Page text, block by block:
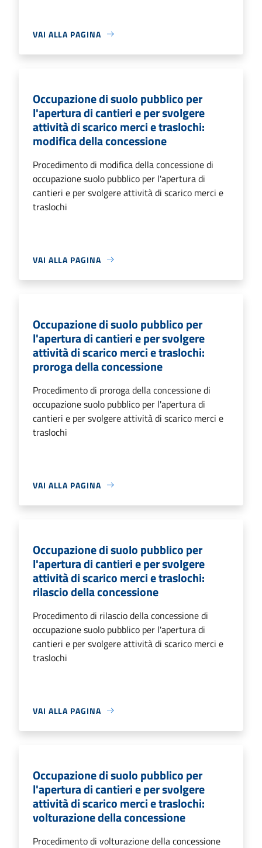
VAI ALLA PAGINA
Occupazione di suolo pubblico per
l'apertura di cantieri e per svolgere
attività di scarico merci e traslochi:
modifica della concessione
Procedimento di modifica della concessione di
occupazione suolo pubblico per l'apertura di
cantieri e per svolgere attività di scarico merci e
traslochi
VAI ALLA PAGINA
Occupazione di suolo pubblico per
l'apertura di cantieri e per svolgere
attività di scarico merci e traslochi:
proroga della concessione
Procedimento di proroga della concessione di
occupazione suolo pubblico per l'apertura di
cantieri e per svolgere attività di scarico merci e
traslochi
VAI ALLA PAGINA
Occupazione di suolo pubblico per
l'apertura di cantieri e per svolgere
attività di scarico merci e traslochi:
rilascio della concessione
Procedimento di rilascio della concessione di
occupazione suolo pubblico per l'apertura di
cantieri e per svolgere attività di scarico merci e
traslochi
VAI ALLA PAGINA
Occupazione di suolo pubblico per
l'apertura di cantieri e per svolgere
attività di scarico merci e traslochi:
volturazione della concessione
Procedimento di volturazione della concessione